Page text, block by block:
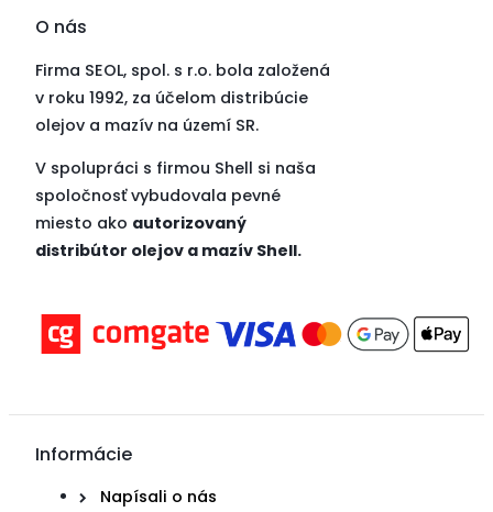
O nás
Firma SEOL, spol. s r.o. bola založená
v roku 1992, za účelom distribúcie
olejov a mazív na území SR.
V spolupráci s firmou Shell si naša
spoločnosť vybudovala pevné
miesto ako autorizovaný
distribútor olejov a mazív Shell.
Informácie
Napísali o nás